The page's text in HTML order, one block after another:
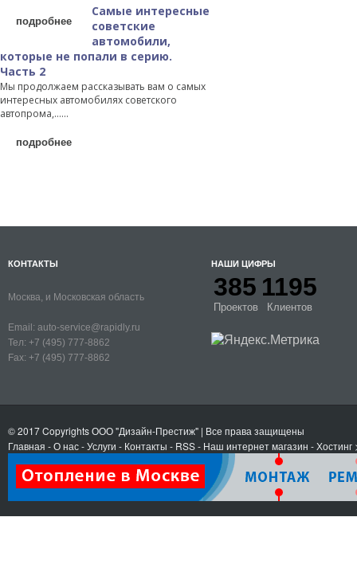
подробнее
Самые интересные
советские
автомобили,
которые не попали в серию.
Часть 2
Мы продолжаем рассказывать вам о самых
интересных автомобилях советского
автопрома,…...
подробнее
КОНТАКТЫ
Москва, и Московская область
Email: auto-service@rapidly.ru
Тел: +7 (495) 777-8862
Fax: +7 (495) 777-8862
НАШИ ЦИФРЫ
385
Проектов
1195
Клиентов
© 2017 CopyrightsООО "Дизайн-Престиж" | Все права защищены
Главная -О нас-Услуги - Контакты - RSS- Наш интернет магазин -Хостинг